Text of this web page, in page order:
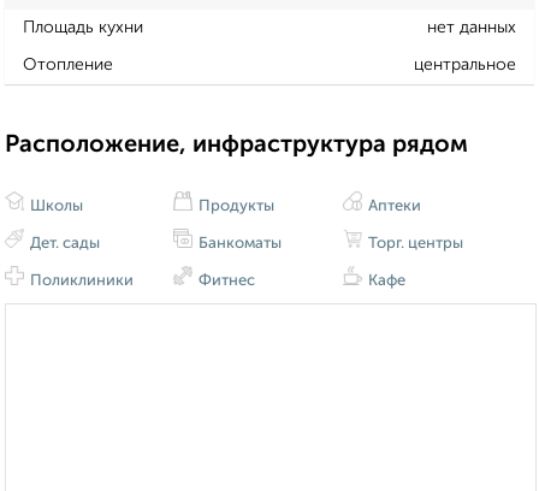
Площадь кухни нет данных
Отопление центральное
Расположение, инфраструктура рядом
Школы
Дет. сады
Поликлиники
Продукты
Банкоматы
Фитнес
Аптеки
Торг. центры
Кафе